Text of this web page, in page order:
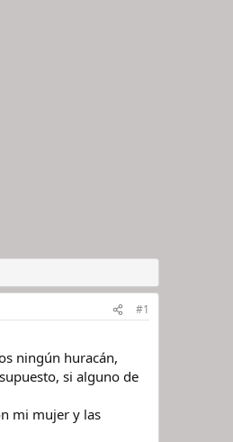
#1
ningún huracán,
si alguno de
mi mujer y las